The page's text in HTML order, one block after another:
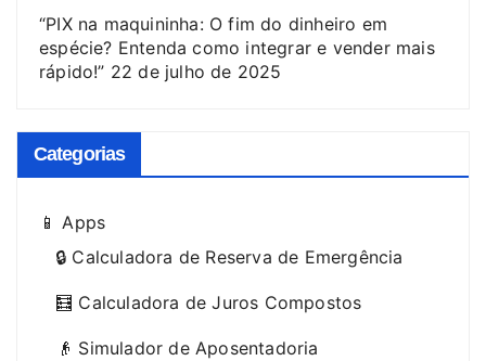
“PIX na maquininha: O fim do dinheiro em
espécie? Entenda como integrar e vender mais
rápido!” 22 de julho de 2025
Categorias
📱 Apps
🔒 Calculadora de Reserva de Emergência
🧮 Calculadora de Juros Compostos
👴 Simulador de Aposentadoria